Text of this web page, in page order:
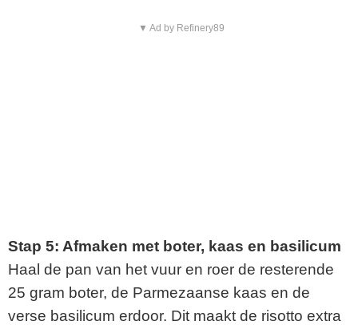
▼ Ad by Refinery89
Stap 5: Afmaken met boter, kaas en basilicum
Haal de pan van het vuur en roer de resterende
25 gram boter, de Parmezaanse kaas en de
verse basilicum erdoor. Dit maakt de risotto extra